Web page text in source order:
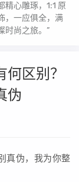
精心雕琢，1:1 原
，一应俱全，满
时尚之旅。”
区别？
伪
真伪，我为你整